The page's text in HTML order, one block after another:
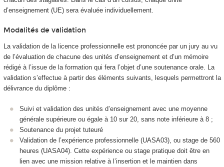
d’enseignement (UE) sera évaluée individuellement.
Modalités de validation
La validation de la licence professionnelle est prononcée par un jury au vu
de l’évaluation de chacune des unités d’enseignement et d’un mémoire
rédigé à l’issue de la formation qui fera l’objet d’une soutenance orale. La
validation s’effectue à partir des éléments suivants, lesquels permettront la
délivrance du diplôme :
Suivi et validation des unités d’enseignement avec une moyenne
générale supérieure ou égale à 10 sur 20, sans note inférieure à 8 ;
Soutenance du projet tuteuré
Validation de l’expérience professionnelle (UASA03), ou stage de 560
heures (UASA04). Cette expérience ou stage pratique doit être en
lien avec une mission relative à l’insertion et le maintien dans